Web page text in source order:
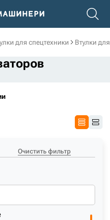
для спецтехники Втулки
Очистить фильтр